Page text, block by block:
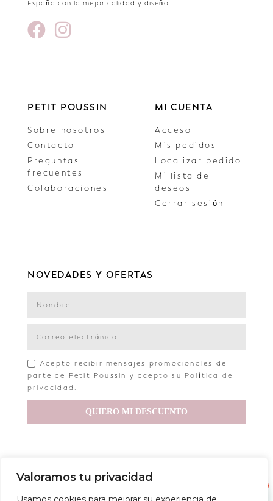
Valoramos tu privacidad
España con la mejor calidad y diseño.
PETIT POUSSIN
Sobre nosotros
Contacto
Preguntas
frecuentes
Colaboraciones
MI CUENTA
Acceso
Mis pedidos
Localizar pedido
Mi lista de
deseos
Cerrar sesión
NOVEDADES Y OFERTAS
Acepto recibir mensajes promocionales de
parte de Petit Poussin y acepto su Política de
privacidad .
QUIERO MI DESCUENTO
Copyright © 2022 Petit Poussin